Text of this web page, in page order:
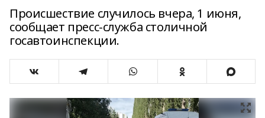
Происшествие случилось вчера, 1 июня,
сообщает пресс-служба столичной
госавтоинспекции.